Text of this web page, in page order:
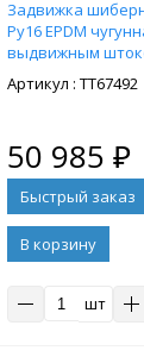
Задвижка
Ру16 EPDM
выдвижным
под привод: ТТ67492
50 985 ₽
В корзину
шт